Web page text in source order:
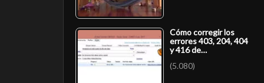
Cómo corregir los
errores 403, 204, 404
y 416 de…
(5.080)